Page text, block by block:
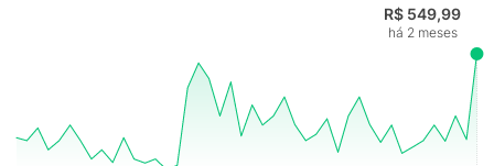
R$ 549,99
há 2 meses